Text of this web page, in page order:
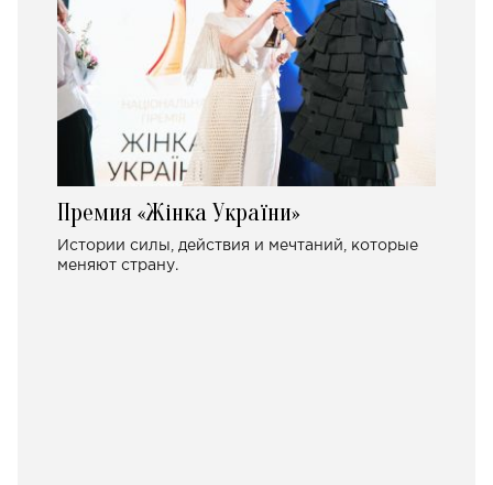
Премия «Жінка України»
Истории силы, действия и мечтаний, которые
меняют страну.